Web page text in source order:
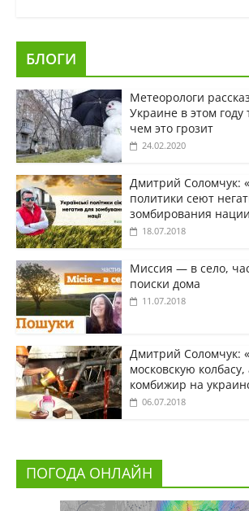
БЛОГИ
Метеорологи
Украине в этом году
чем это грозит
24.02.2020
Дмитрий Соломчук:
политики сеют
зомбирования
18.07.2018
Миссия — в село,
поиски дома
11.07.2018
Дмитрий Соломчук:
московскую
комбижир на
06.07.2018
ПОГОДА ОНЛАЙН